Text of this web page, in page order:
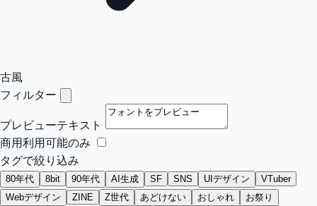
古風
フィルター
プレビューテキスト
商用利用可能のみ
タグで絞り込み
80年代 8bit 90年代 AI生成 SF SNS UIデザイン
VTuber
Webデザイン
ZINE Z世代 あどけない おしゃれ
お祭り